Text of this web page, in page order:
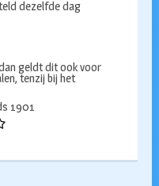
dezelfde dag
geldt dit ook voor
tenzij bij het
1901